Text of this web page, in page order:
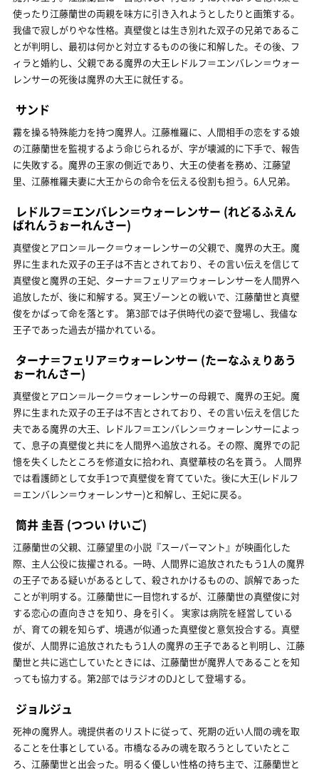
使ったり江藤蘭世の両親を味方に引き入れようとしたりと画策する。
我儘で寂しがりやな性格。真壁俊とは生き別れた双子の兄弟であるこ
とが判明し、最初は何かと対立するものの後に和解した。その後、フ
ィラと婚約し、父親である魔界の大王レドルフ＝エンバレン＝ウォー
レンサーの死後は魔界の大王に就任する。
サンド
霧を操る特殊能力を持つ魔界人。江藤椎羅に、人間相手の恋をする娘
の江藤蘭世を監視するよう命じられるが、字が壊滅的に下手で、報告
に失敗する。魔界の王家の側近であり、大王の使者を務め、江藤望
里、江藤椎羅夫妻に大王からの命令を伝える役割も担う。6人兄弟。
レドルフ＝エンバレン＝ウォーレンサー (れどるふえん
ばれんうぉーれんさー)
真壁俊とアロン＝ルーク＝ウォーレンサーの父親で、魔界の大王。魔
界に生まれた双子の王子は不吉とされており、その言い伝えを信じて
真壁俊と魔界の王妃、ターナ＝フェリア＝ウォーレンサーを人間界へ
追放したが、後に和解する。冥王ゾーンとの戦いで、江藤蘭世と真壁
俊をかばって命を落とす。 第3部では子供時代の姿で登場し、我儘な
王子であった過去が描かれている。
ターナ＝フェリア＝ウォーレンサー (たーなふぇりあう
ぉーれんさー)
真壁俊とアロン＝ルーク＝ウォーレンサーの母親で、魔界の王妃。魔
界に生まれた双子の王子は不吉とされており、その言い伝えを信じた
夫である魔界の大王、レドルフ＝エンバレン＝ウォーレンサーによっ
て、息子の真壁俊と共にを人間界へ追放される。その際、魔界での記
憶を失くしたところを修道女に拾われ、真壁華枝の名を貰う。 人間界
では看護師として女手1つで真壁俊を育てていた。後に大王(レドルフ
＝エンバレン＝ウォーレンサー)と和解し、王妃に戻る。
筒井 圭吾 (つつい けいご)
江藤蘭世の父親、江藤望里の小説『スーパーマント』が映画化した
際、主人公役に抜擢される。一時、人間界に追放されたもう1人の魔界
の王子である疑いがあるとして、殺されかけるものの、誤解であった
ことが判明する。江藤蘭世に一目惚れするが、江藤蘭世の真壁俊に対
する恋心の直向きさを知り、身を引く。 実家は病院を経営している
が、育ての親を知らず、境遇が似通った真壁俊と意気投合する。真壁
俊が、人間界に追放されたもう1人の魔界の王子であると判明し、江藤
蘭世と共に逃亡していたときには、江藤蘭世が魔界人であることを知
っても協力する。第2部ではラジオのDJとして登場する。
ジョルジュ
死神の魔界人。魂提供者のリストに従って、死期の近い人間の魂を取
ることを仕事としている。市橋なるみの魂を取ろうとしていたとこ
ろ、江藤蘭世と出会った。明るく優しい性格の持ち主で、江藤蘭世と